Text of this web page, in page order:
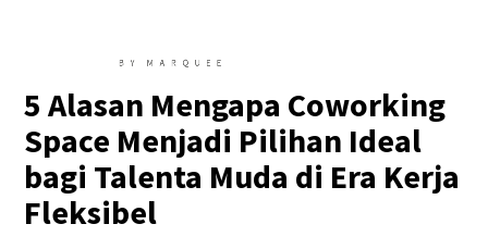
5 Alasan Mengapa Coworking
Space Menjadi Pilihan Ideal
bagi Talenta Muda di Era Kerja
Fleksibel